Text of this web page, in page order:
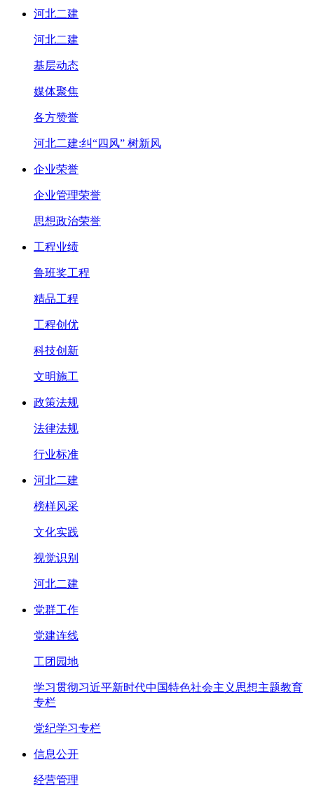
河北二建
河北二建
基层动态
媒体聚焦
各方赞誉
河北二建:纠“四风” 树新风
企业荣誉
企业管理荣誉
思想政治荣誉
工程业绩
鲁班奖工程
精品工程
工程创优
科技创新
文明施工
政策法规
法律法规
行业标准
河北二建
榜样风采
文化实践
视觉识别
河北二建
党群工作
党建连线
工团园地
学习贯彻习近平新时代中国特色社会主义思想主题教育
专栏
党纪学习专栏
信息公开
经营管理